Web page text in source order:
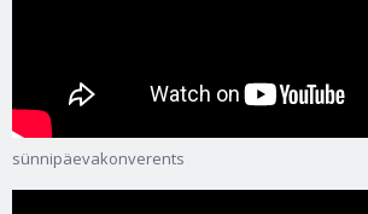
sünnipäevakonverents